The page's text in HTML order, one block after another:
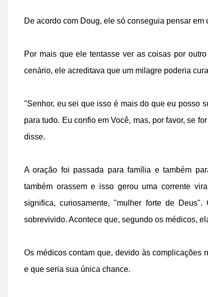
De acordo com Doug, ele só conseguia pensar em
Por mais que ele tentasse ver as coisas por
cenário, ele acreditava que um milagre poderia
"Senhor, eu sei que isso é mais do que eu posso
para tudo. Eu confio em Você, mas, por favor, se
disse.
A oração foi passada para família e também
também orassem e isso gerou uma corrente
significa, curiosamente, "mulher forte de
sobrevivido. Acontece que, segundo os médicos,
Os médicos contam que, devido às complicações
e que seria sua única chance.